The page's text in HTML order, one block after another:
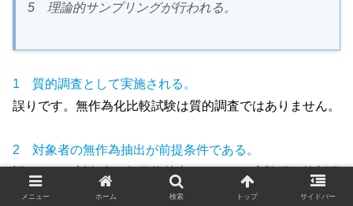
5 理論的サンプリングが行われる。
1 質的調査として実施される。
誤りです。無作為化比較試験は質的調査ではありません。
2 対象者の無作為抽出が前提条件である。
誤りです。対象者の無作為抽出ではなく、実験群と統制群
への振り分けが無作為になります。
メニュー ホーム 検索 トップ サイドバー